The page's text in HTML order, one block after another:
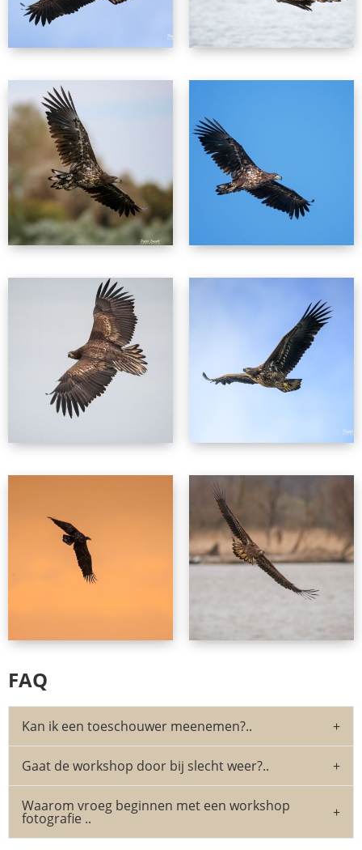
FAQ
Kan ik een toeschouwer meenemen?..
Gaat de workshop door bij slecht weer?..
Waarom vroeg beginnen met een workshop
fotografie ..